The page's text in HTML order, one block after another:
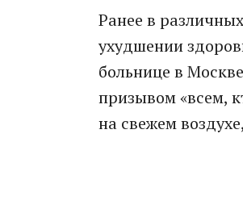
Ранее в
ухудшении
больнице в
призывом «всем,
на свежем